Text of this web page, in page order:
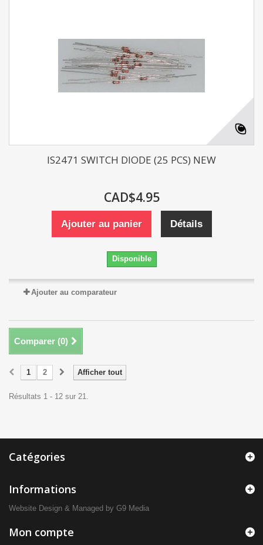
IS2471 SWITCH DIODE (25 PCS) NEW
CAD$4.95
Ajouter au panier Détails
Disponible
Ajouter au comparateur
Comparer (0)
Afficher tout
1 2
Résultats 1 - 12 sur 21.
Catégories
Informations
Website Design & Managed by G9 Media
Mon compte